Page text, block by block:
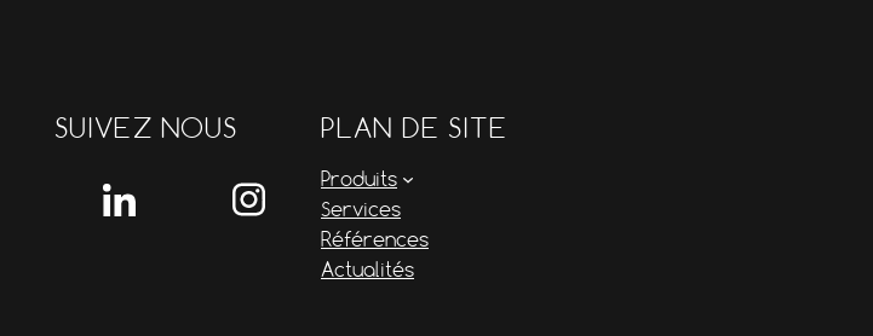
SUIVEZ NOUS PLAN DE SITE
Produits
Services
Références
Actualités